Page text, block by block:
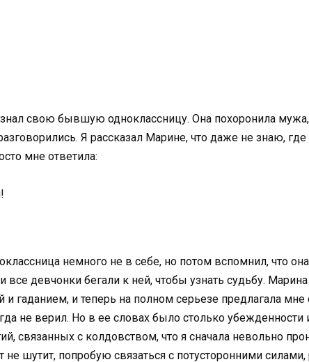
свою бывшую одноклассницу. Она похоронила мужа,
Я рассказал Марине, что даже не знаю, где
мне ответила:
немного не в себе, но потом вспомнил, что
все девчонки бегали к ней, чтобы узнать судьбу.
и гаданием, и теперь на полном серьезе предлагала
не верил. Но в ее словах было столько убежденности
связанных с колдовством, что я сначала невольно
не шутит, попробую связаться с потусторонними силами,